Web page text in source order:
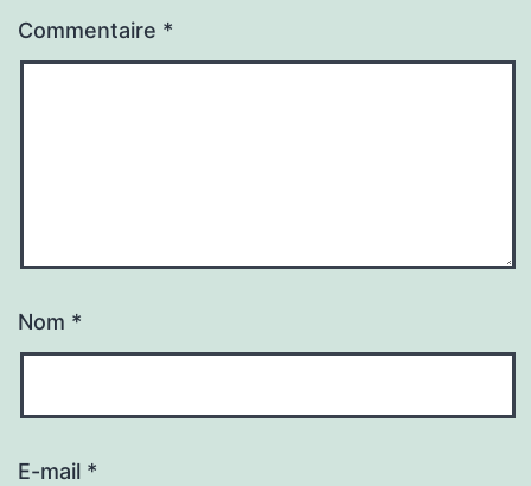
Commentaire *
Nom *
E-mail *